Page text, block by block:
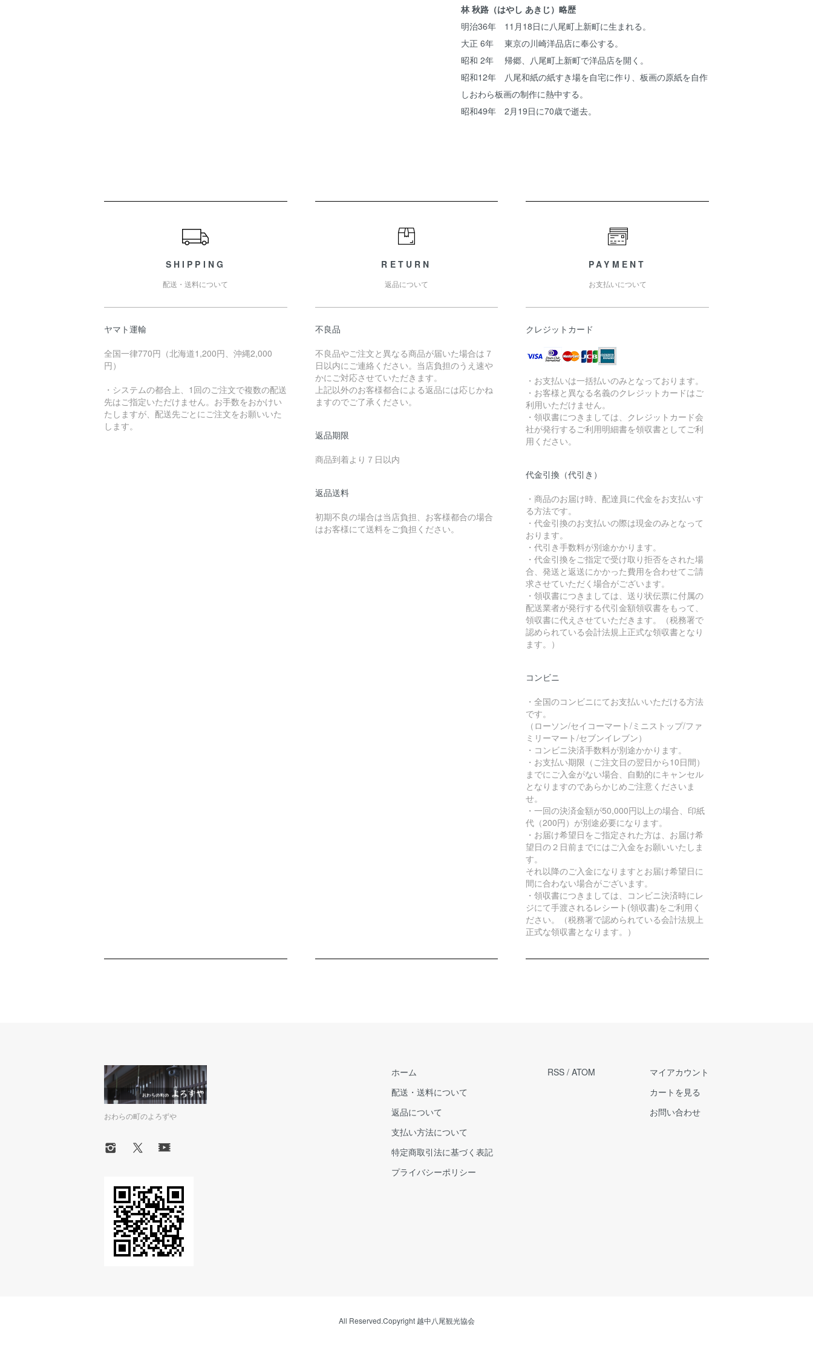
林 秋路（はやし あきじ）略歴
明治36年 11月18日に八尾町上新町に生まれる。
大正 6年 東京の川崎洋品店に奉公する。
昭和 2年 帰郷、八尾町上新町で洋品店を開く。
昭和12年 八尾和紙の紙すき場を自宅に作り、板画の原紙を自作
しおわら板画の制作に熱中する。
昭和49年 2月19日に70歳で逝去。
SHIPPING
配送・送料について
ヤマト運輸
全国一律770円（北海道1,200円、沖縄2,000
円）
・システムの都合上、1回のご注文で複数の配送
先はご指定いただけません。お手数をおかけい
たしますが、配送先ごとにご注文をお願いいた
します。
RETURN
返品について
不良品
不良品やご注文と異なる商品が届いた場合は７
日以内にご連絡ください。当店負担のうえ速や
かにご対応させていただきます。
上記以外のお客様都合による返品には応じかね
ますのでご了承ください。
返品期限
商品到着より７日以内
返品送料
初期不良の場合は当店負担、お客様都合の場合
はお客様にて送料をご負担ください。
PAYMENT
お支払いについて
クレジットカード
・お支払いは一括払いのみとなっております。
・お客様と異なる名義のクレジットカードはご
利用いただけません。
・領収書につきましては、クレジットカード会
社が発行するご利用明細書を領収書としてご利
用ください。
代金引換（代引き）
・商品のお届け時、配達員に代金をお支払いす
る方法です。
・代金引換のお支払いの際は現金のみとなって
おります。
・代引き手数料が別途かかります。
・代金引換をご指定で受け取り拒否をされた場
合、発送と返送にかかった費用を合わせてご請
求させていただく場合がございます。
・領収書につきましては、送り状伝票に付属の
配送業者が発行する代引金額領収書をもって、
領収書に代えさせていただきます。（税務署で
認められている会計法規上正式な領収書となり
ます。）
コンビニ
・全国のコンビニにてお支払いいただける方法
です。
（ローソン/セイコーマート/ミニストップ/ファ
ミリーマート/セブンイレブン）
・コンビニ決済手数料が別途かかります。
・お支払い期限（ご注文日の翌日から10日間）
までにご入金がない場合、自動的にキャンセル
となりますのであらかじめご注意くださいま
せ。
・一回の決済金額が50,000円以上の場合、印紙
代（200円）が別途必要になります。
・お届け希望日をご指定された方は、お届け希
望日の２日前までにはご入金をお願いいたしま
す。
それ以降のご入金になりますとお届け希望日に
間に合わない場合がございます。
・領収書につきましては、コンビニ決済時にレ
ジにて手渡されるレシート(領収書)をご利用く
ださい。（税務署で認められている会計法規上
正式な領収書となります。）
おわらの町のよろずや
ホーム
配送・送料について
返品について
支払い方法について
特定商取引法に基づく表記
プライバシーポリシー
RSS / ATOM
マイアカウント
カートを見る
お問い合わせ
All Reserved.Copyright 越中八尾観光協会